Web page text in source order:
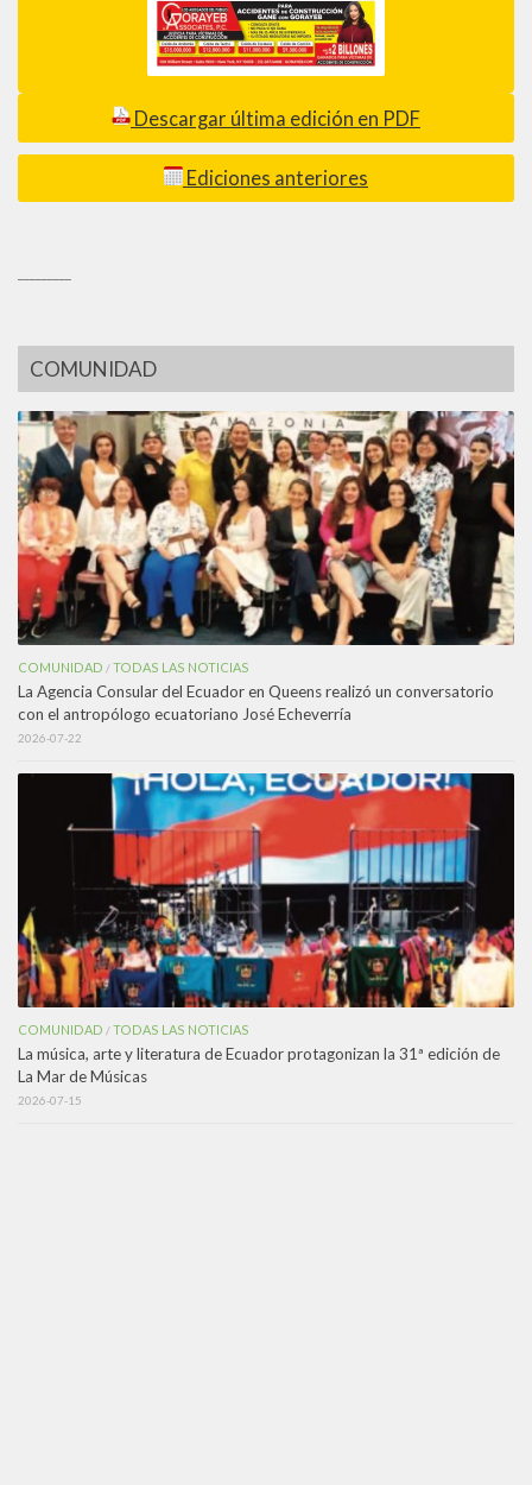
Descargar última edición en PDF
Ediciones anteriores
COMUNIDAD
COMUNIDAD /TODAS LAS NOTICIAS
La Agencia Consular del Ecuador en Queens realizó un conversatorio
con el antropólogo ecuatoriano José Echeverría
2026-07-22
COMUNIDAD /TODAS LAS NOTICIAS
La música, arte y literatura de Ecuador protagonizan la 31ª edición de
La Mar de Músicas
2026-07-15